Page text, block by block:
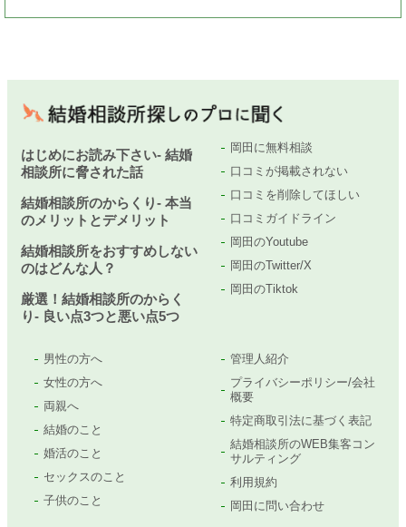
はじめにお読み下さい- 結婚
相談所に脅された話
結婚相談所のからくり- 本当
のメリットとデメリット
結婚相談所をおすすめしない
のはどんな人？
厳選！結婚相談所のからく
り- 良い点3つと悪い点5つ
岡田に無料相談
口コミが掲載されない
口コミを削除してほしい
口コミガイドライン
岡田のYoutube
岡田のTwitter/X
岡田のTiktok
男性の方へ
女性の方へ
両親へ
結婚のこと
婚活のこと
セックスのこと
子供のこと
管理人紹介
プライバシーポリシー/会社
概要
特定商取引法に基づく表記
結婚相談所のWEB集客コン
サルティング
利用規約
岡田に問い合わせ